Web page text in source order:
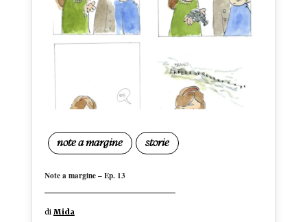
note a margine storie
Note a margine – Ep. 13
di Mida